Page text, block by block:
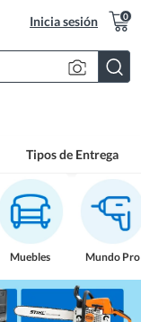
Inicia sesión 0
Tipos de Entrega
Muebles Mundo Pro